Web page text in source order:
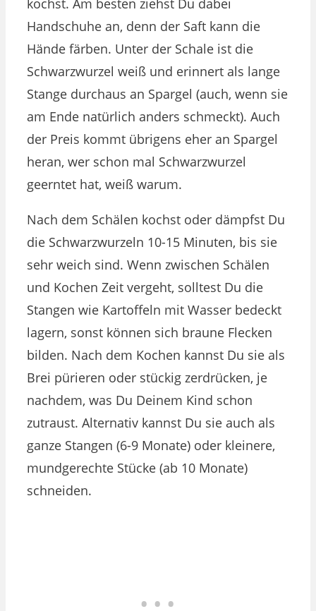
kochst. Am besten ziehst Du dabei
Handschuhe an, denn der Saft kann die
Hände färben. Unter der Schale ist die
Schwarzwurzel weiß und erinnert als lange
Stange durchaus an Spargel (auch, wenn sie
am Ende natürlich anders schmeckt). Auch
der Preis kommt übrigens eher an Spargel
heran, wer schon mal Schwarzwurzel
geerntet hat, weiß warum.
Nach dem Schälen kochst oder dämpfst Du
die Schwarzwurzeln 10-15 Minuten, bis sie
sehr weich sind. Wenn zwischen Schälen
und Kochen Zeit vergeht, solltest Du die
Stangen wie Kartoffeln mit Wasser bedeckt
lagern, sonst können sich braune Flecken
bilden. Nach dem Kochen kannst Du sie als
Brei pürieren oder stückig zerdrücken, je
nachdem, was Du Deinem Kind schon
zutraust. Alternativ kannst Du sie auch als
ganze Stangen (6-9 Monate) oder kleinere,
mundgerechte Stücke (ab 10 Monate)
schneiden.